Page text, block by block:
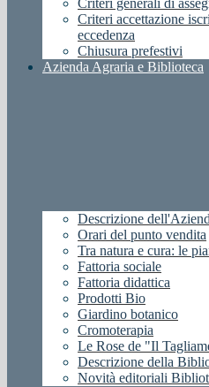
Criteri generali di
Criteri accettazione
eccedenza
Chiusura prefestivi
Azienda Agraria e Biblioteca
Descrizione
Orari del punto vendita
Tra natura e cura: le
Fattoria sociale
Fattoria didattica
Prodotti Bio
Giardino botanico
Cromoterapia
Le Rose de "Il
Descrizione della
Novità editoriali